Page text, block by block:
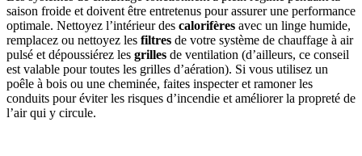
saison froide et doivent être entretenus pour assurer une performance
optimale. Nettoyez l’intérieur des calorifères avec un linge humide,
remplacez ou nettoyez les filtres de votre système de chauffage à air
pulsé et dépoussiérez les grilles de ventilation (d’ailleurs, ce conseil
est valable pour toutes les grilles d’aération). Si vous utilisez un
poêle à bois ou une cheminée, faites inspecter et ramoner les
conduits pour éviter les risques d’incendie et améliorer la propreté de
l’air qui y circule.